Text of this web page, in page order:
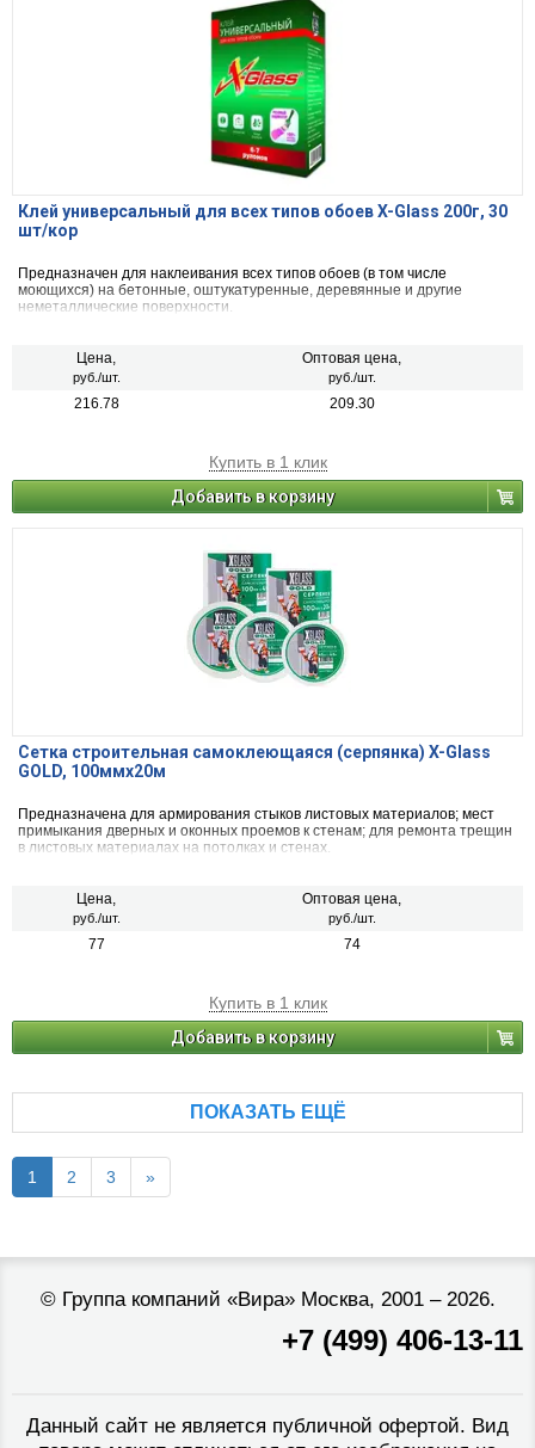
Клей универсальный для всех типов обоев X-Glass 200г, 30
шт/кор
Предназначен для наклеивания всех типов обоев (в том числе
моющихся) на бетонные, оштукатуренные, деревянные и другие
неметаллические поверхности.
Цена,
руб./шт.
Оптовая цена,
руб./шт.
216.78 209.30
Купить в 1 клик
Добавить в корзину
Сетка строительная самоклеющаяся (серпянка) X-Glass
GOLD, 100ммх20м
Предназначена для армирования стыков листовых материалов; мест
примыкания дверных и оконных проемов к стенам; для ремонта трещин
в листовых материалах на потолках и стенах.
Цена,
руб./шт.
Оптовая цена,
руб./шт.
77 74
Купить в 1 клик
Добавить в корзину
ПОКАЗАТЬ ЕЩЁ
1 2 3 »
© Группа компаний «Вира»Москва, 2001 – 2026.
+7 (499) 406-13-11
Данный сайт не является публичной офертой. Вид